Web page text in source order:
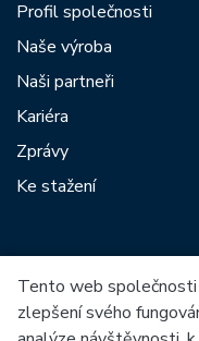
Profil společnosti
Naše výroba
Naši partneři
Kariéra
Zprávy
Ke stažení
Mezi naše partnery
Tento web společnosti
zlepšení svého